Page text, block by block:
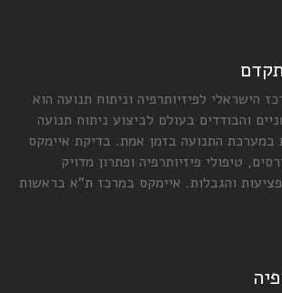
הישראלי לפיזיותרפיה וניתוח תנועה הוא
והבודדים בעולם לביצוע ניתוח תנועה
במערכת התנועה בזמן אמת. בדיקת איימקס
טיפולי פיזיותרפיה ופתרון מדויק
והגבלות. איימקס במרכז ת"א בראשות